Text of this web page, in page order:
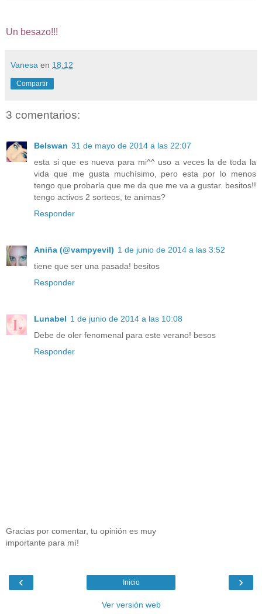
Un besazo!!!
Vanesa en 18:12
Compartir
3 comentarios:
Belswan 31 de mayo de 2014 a las 22:07
esta si que es nueva para mi^^ uso a veces la de toda la
vida que me gusta muchísimo, pero esta por lo menos
tengo que probarla que me da que me va a gustar. besitos!!
tengo activos 2 sorteos, te animas?
Responder
Aniña (@vampyevil) 1 de junio de 2014 a las 3:52
tiene que ser una pasada! besitos
Responder
Lunabel 1 de junio de 2014 a las 10:08
Debe de oler fenomenal para este verano! besos
Responder
Gracias por comentar, tu opinión es muy
importante para mí!
‹ ›
Inicio
Ver versión web